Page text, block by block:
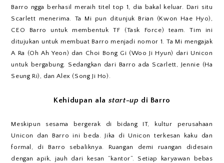
Barro ngga berhasil meraih titel top 1, dia bakal keluar. Dari situ
Scarlett menerima. Ta Mi pun ditunjuk Brian (Kwon Hae Hyo),
CEO Barro untuk membentuk TF (Task Force) team. Tim ini
ditujukan untuk membuat Barro menjadi nomor 1. Ta Mi mengajak
A Ra (Oh Ah Yeon) dan Choi Bong Gi (Woo Ji Hyun) dari Unicon
untuk bergabung. Sedangkan dari Barro ada Scarlett, Jennie (Ha
Seung Ri), dan Alex (Song Ji Ho).
Kehidupan ala start-up di Barro
Meskipun sesama bergerak di bidang IT, kultur perusahaan
Unicon dan Barro ini beda. Jika di Unicon terkesan kaku dan
formal, di Barro sebaliknya. Ruangan demi ruangan didesain
dengan apik, jauh dari kesan “kantor”. Setiap karyawan bebas